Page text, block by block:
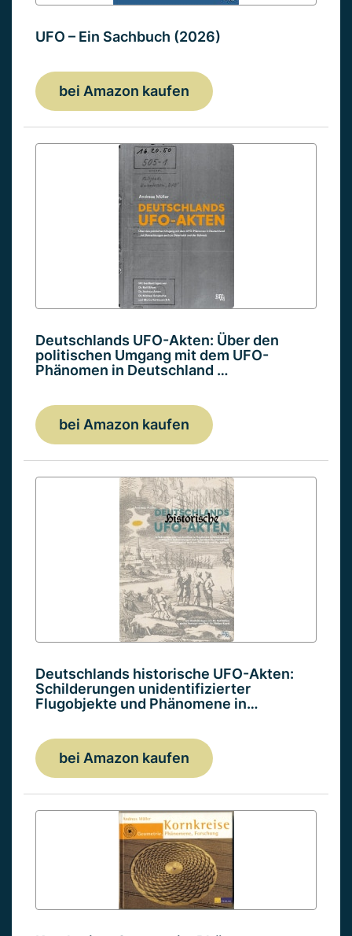
UFO – Ein Sachbuch (2026)
bei Amazon kaufen
Deutschlands UFO-Akten: Über den
politischen Umgang mit dem UFO-
Phänomen in Deutschland …
bei Amazon kaufen
Deutschlands historische UFO-Akten:
Schilderungen unidentifizierter
Flugobjekte und Phänomene in…
bei Amazon kaufen